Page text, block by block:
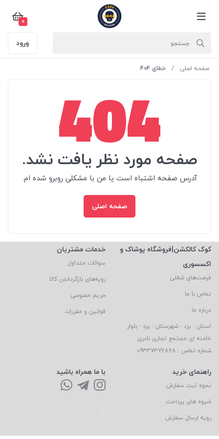
0
ورود
صفحه اصلی خطای 404
404
صفحه مورد نظر یافت نشد.
آدرس صفحه اشتباه است یا من با مشکلی روبرو شده ام.
صفحه اصلی
کوک کالکشن|فروشگاه پوشاک و
اکسسوری
فرصت‌های شغلی
تماس با ما
درباره ما
استان : یزد - شهرستان : یزد - بلوار
خامنه ای مجتمع تجاری نادری
شماره تماس : 09337372828
خدمات مشتریان
سوالات متداول
رویه‌های بازگرداندن کالا
حریم خصوصی
قوانین و مقررات
راهنمای خرید
نحوه ثبت سفارش
شیوه های پرداخت
رویه ارسال سفارش
با ما همراه باشید